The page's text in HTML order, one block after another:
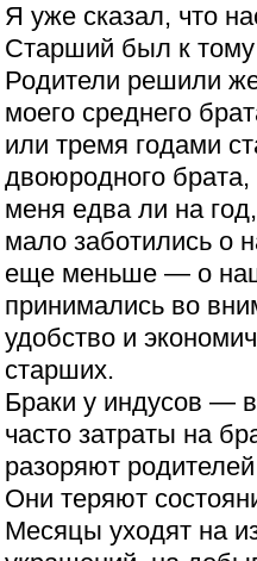
Я уже сказал, что
Старший был к
Родители решили
моего среднего
или тремя годами
двоюродного
меня едва ли на
мало заботились о
еще меньше — о
принимались во
удобство и
старших.
Браки у индусов —
часто затраты на
разоряют
Они теряют
Месяцы уходят на